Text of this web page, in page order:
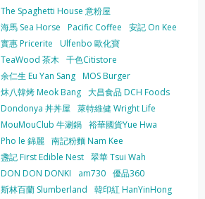
The Spaghetti House 意粉屋
海馬 Sea Horse
Pacific Coffee
安記 On Kee
實惠 Pricerite
Ulfenbo 歐化寶
TeaWood 茶木 千色Citistore
余仁生 Eu Yan Sang MOS Burger
炑八韓烤 Meok Bang 大昌食品 DCH Foods
Dondonya 丼丼屋
萊特維健 Wright Life
MouMouClub 牛涮鍋 裕華國貨Yue Hwa
Pho le 錦麗 南記粉麵 Nam Kee
盞記 First Edible Nest 翠華 Tsui Wah
DON DON DONKI
am730 優品360
斯林百蘭 Slumberland
韓印紅 HanYinHong